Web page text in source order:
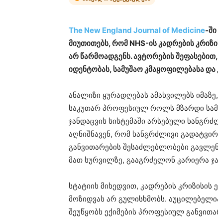
The New England Journal of Medicine-
მიუთითებს, რომ NHS-ის კადრების
არ წარმოადგენს. ავტორების
იდენტობას, სამუშაო კმაყოფილებასა
ანალიზი ყურადღებას ამახვილებს
საკუთარ პროფესიულ როლს მზარდი
ჯანდაცვის სისტემაში არსებული
აღნიშნავენ, რომ ხანგრძლივი
განვითარების შესაძლებლობები
მათ სურვილზე, გააგრძელონ კარიერა
სტატიის მიხედვით, კადრების
მოზიდვას არ გულისხმობს.
შეუწყობს ექიმების პროფესიულ